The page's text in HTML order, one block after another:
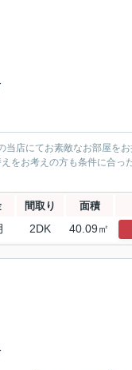
店にてお素敵なお部屋を
をお考えの方も条件に合っ
間取り 面積
2DK 40.09㎡